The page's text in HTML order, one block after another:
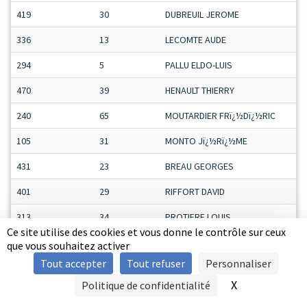
Ce site utilise des cookies et vous donne le contrôle sur ceux
que vous souhaitez activer
Tout accepter
Tout refuser
Personnaliser
Politique de confidentialité
X
419 30 DUBREUIL JEROME
336 13 LECOMTE AUDE
294 5 PALLU ELDO-LUIS
470 39 HENAULT THIERRY
240 65 MOUTARDIER FRï¿½Dï¿½RIC
105 31 MONTO Jï¿½Rï¿½ME
431 23 BREAU GEORGES
401 29 RIFFORT DAVID
313 34 PROTIERE LOUIS
258 16
7 PETROVIC NIKOLA
40 GERMEREAU BENOï¿½T
SIGNALER UNE VIOLENCE